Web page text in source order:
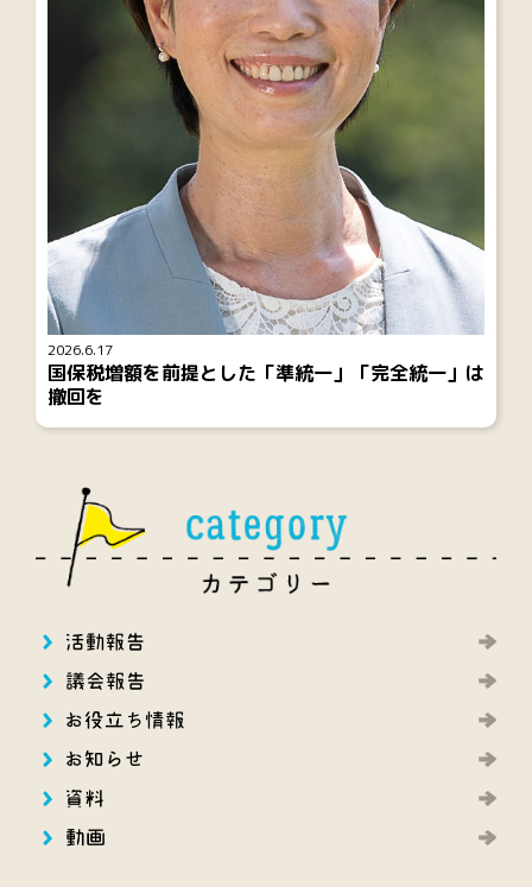
2026.6.17
国保税増額を前提とした「準統一」「完全統一」は
撤回を